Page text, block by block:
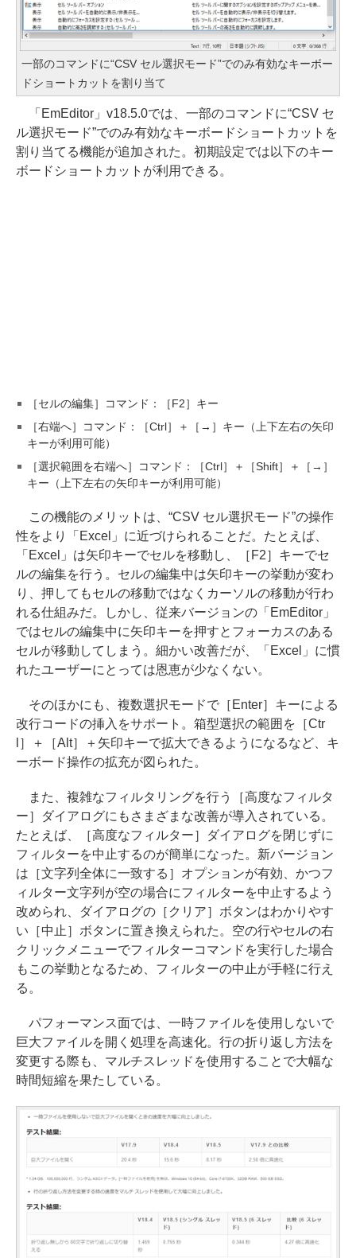
一部のコマンドに“CSV セル選択モード”でのみ有効なキーボー
ドショートカットを割り当て
「EmEditor」v18.5.0では、一部のコマンドに“CSV セ
ル選択モード”でのみ有効なキーボードショートカットを
割り当てる機能が追加された。初期設定では以下のキー
ボードショートカットが利用できる。
［セルの編集］コマンド：［F2］キー
［右端へ］コマンド：［Ctrl］＋［→］キー（上下左右の矢印
キーが利用可能）
［選択範囲を右端へ］コマンド：［Ctrl］＋［Shift］＋［→］
キー（上下左右の矢印キーが利用可能）
この機能のメリットは、“CSV セル選択モード”の操作
性をより「Excel」に近づけられることだ。たとえば、
「Excel」は矢印キーでセルを移動し、［F2］キーでセ
ルの編集を行う。セルの編集中は矢印キーの挙動が変わ
り、押してもセルの移動ではなくカーソルの移動が行わ
れる仕組みだ。しかし、従来バージョンの「EmEditor」
ではセルの編集中に矢印キーを押すとフォーカスのある
セルが移動してしまう。細かい改善だが、「Excel」に慣
れたユーザーにとっては恩恵が少なくない。
そのほかにも、複数選択モードで［Enter］キーによる
改行コードの挿入をサポート。箱型選択の範囲を［Ctr
l］＋［Alt］＋矢印キーで拡大できるようになるなど、キ
ーボード操作の拡充が図られた。
また、複雑なフィルタリングを行う［高度なフィルタ
ー］ダイアログにもさまざまな改善が導入されている。
たとえば、［高度なフィルター］ダイアログを閉じずに
フィルターを中止するのが簡単になった。新バージョン
は［文字列全体に一致する］オプションが有効、かつフ
ィルター文字列が空の場合にフィルターを中止するよう
改められ、ダイアログの［クリア］ボタンはわかりやす
い［中止］ボタンに置き換えられた。空の行やセルの右
クリックメニューでフィルターコマンドを実行した場合
もこの挙動となるため、フィルターの中止が手軽に行え
る。
パフォーマンス面では、一時ファイルを使用しないで
巨大ファイルを開く処理を高速化。行の折り返し方法を
変更する際も、マルチスレッドを使用することで大幅な
時間短縮を果たしている。